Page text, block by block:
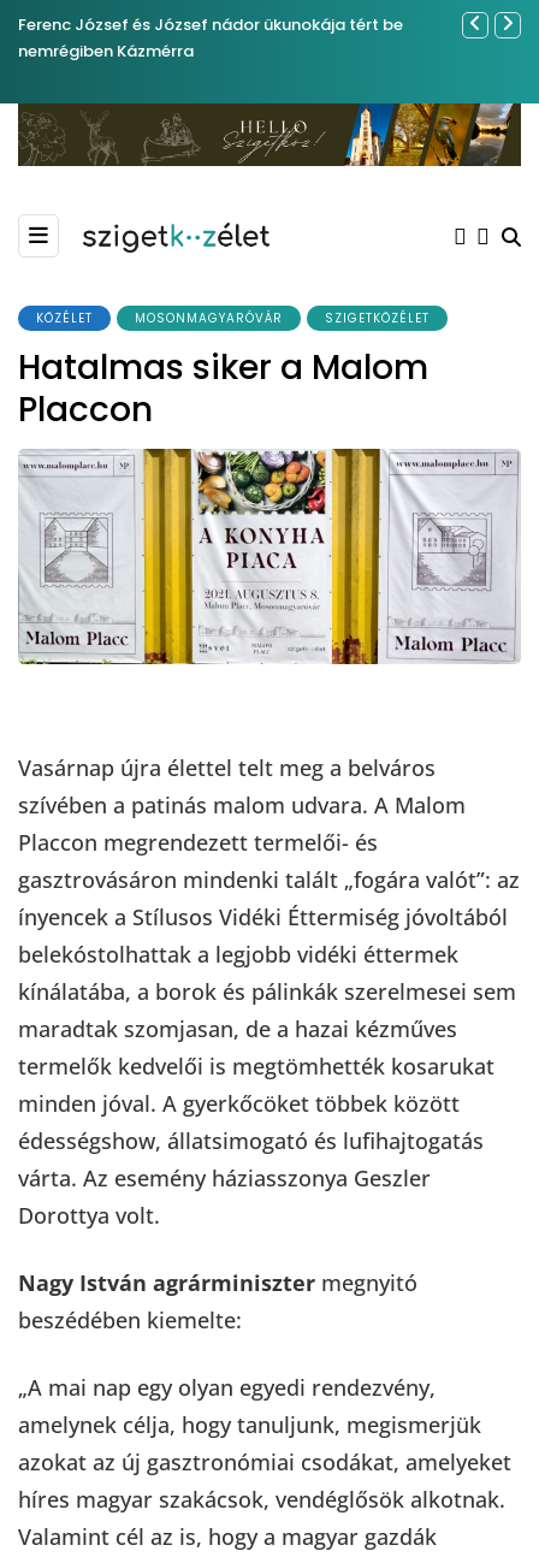
Ferenc József és József nádor ükunokája tért be
nemrégiben Kázmérra
Év
KÖZÉLET MOSONMAGYARÓVÁR SZIGETKÖZÉLET
Hatalmas siker a Malom
Placcon
Vasárnap újra élettel telt meg a belváros
szívében a patinás malom udvara. A Malom
Placcon megrendezett termelői- és
gasztrovásáron mindenki talált „fogára valót”: az
ínyencek a Stílusos Vidéki Éttermiség jóvoltából
belekóstolhattak a legjobb vidéki éttermek
kínálatába, a borok és pálinkák szerelmesei sem
maradtak szomjasan, de a hazai kézműves
termelők kedvelői is megtömhették kosarukat
minden jóval. A gyerkőcöket többek között
édességshow, állatsimogató és lufihajtogatás
várta. Az esemény háziasszonya Geszler
Dorottya volt.
Nagy István agrárminiszter megnyitó
beszédében kiemelte:
„A mai nap egy olyan egyedi rendezvény,
amelynek célja, hogy tanuljunk, megismerjük
azokat az új gasztronómiai csodákat, amelyeket
híres magyar szakácsok, vendéglősök alkotnak.
Valamint cél az is, hogy a magyar gazdák